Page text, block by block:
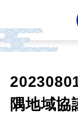
한글
市政情報
隅地域協